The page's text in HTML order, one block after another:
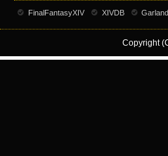
FinalFantasyXIV XIVDB
Copyright